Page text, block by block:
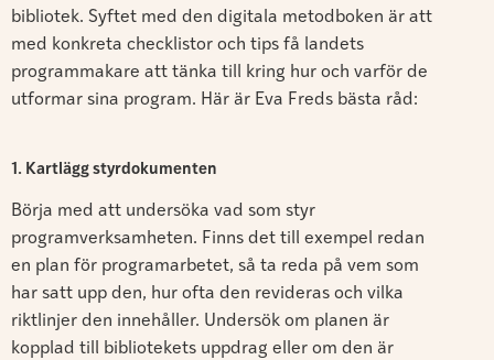
bibliotek. Syftet med den digitala metodboken är att
med konkreta checklistor och tips få landets
programmakare att tänka till kring hur och varför de
utformar sina program. Här är Eva Freds bästa råd:
1. Kartlägg styrdokumenten
Börja med att undersöka vad som styr
programverksamheten. Finns det till exempel redan
en plan för programarbetet, så ta reda på vem som
har satt upp den, hur ofta den revideras och vilka
riktlinjer den innehåller. Undersök om planen är
kopplad till bibliotekets uppdrag eller om den är